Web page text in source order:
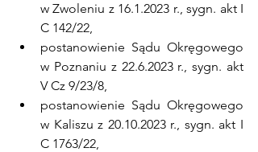
w Zwoleniu z 16.1.2023 r., sygn. akt I
C 142/22,
postanowienie Sądu Okręgowego
w Poznaniu z 22.6.2023 r., sygn. akt
V Cz 9/23/8,
postanowienie Sądu Okręgowego
w Kaliszu z 20.10.2023 r., sygn. akt I
C 1763/22,